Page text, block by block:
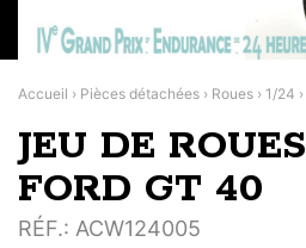
Accueil › Pièces détachées › Roues › 1/24 ›
JEU DE ROUES
FORD GT 40
RÉF.: ACW124005